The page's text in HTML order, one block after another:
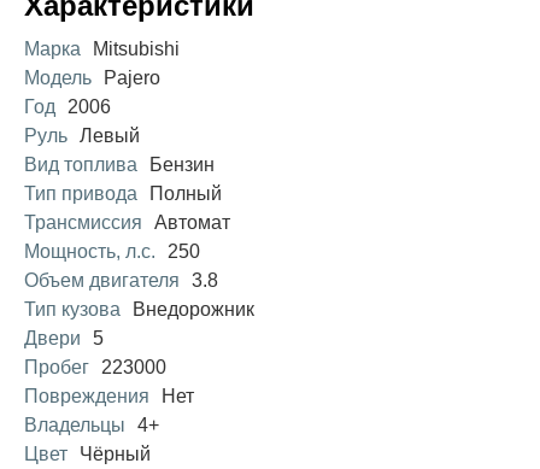
Марка
Mitsubishi
Модель
Pajero
Год
2006
Руль Левый
Вид топлива
Бензин
Тип привода
Полный
Трансмиссия
Автомат
Мощность, л.с.
250
Объем двигателя
3.8
Тип кузова
Внедорожник
Двери
5
Пробег
223000
Повреждения
Нет
Владельцы
4+
Цвет
Чёрный